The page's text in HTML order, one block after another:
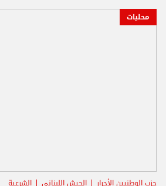
محليات
حزب الوطنيين الأحرار الجيش اللبناني الشرعية